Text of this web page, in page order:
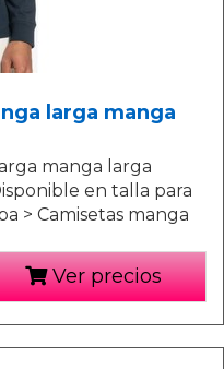
larga manga
manga larga
en talla para
> Camisetas manga
Ver precios